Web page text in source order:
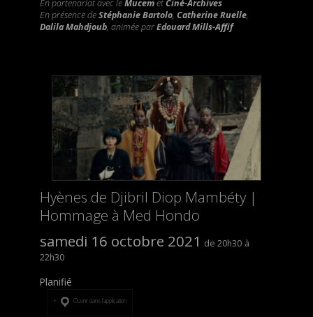
En partenariat avec leMucemetCiné-Archives
En présence deStéphanie Bartolo, Catherine Ruelle,
Dalila Mahdjoub, animée parEdouard Mills-Affif
Hyènes de Djibril Diop Mambéty |
Hommage à Med Hondo
samedi 16 octobre 2021
20h30
22h30
Planifié
Ouvrir dans l’application